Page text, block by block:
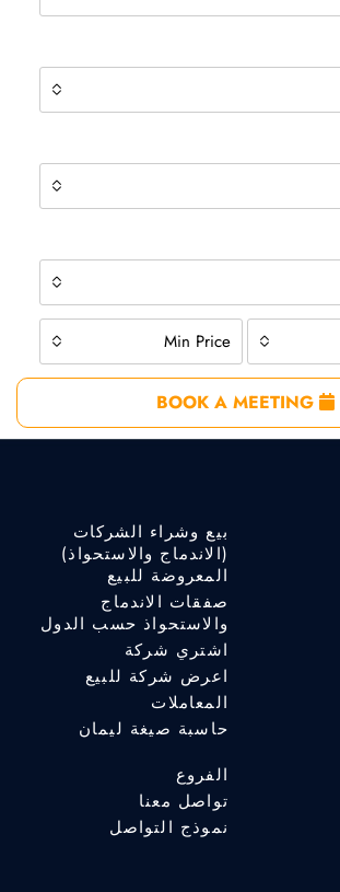
Min Price
BOOK A MEETING
بيع وشراء الشركات
(الاندماج والاستحواذ)
المعروضة للبيع
صفقات الاندماج
والاستحواذ حسب الدول
اشتري شركة
اعرض شركة للبيع
المعاملات
حاسبة صيغة ليمان
الفروع
تواصل معنا
نموذج التواصل